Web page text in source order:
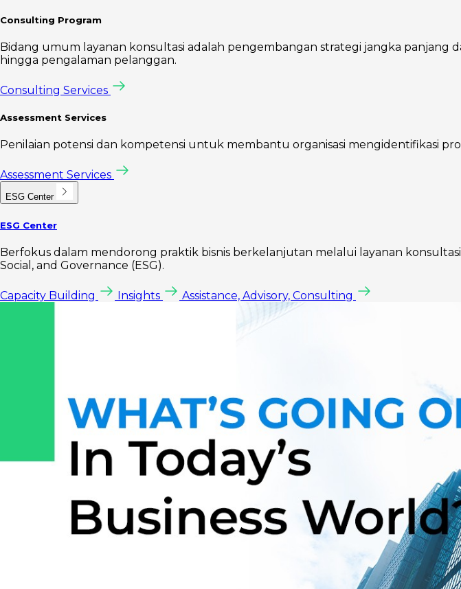
Consulting Program
Bidang umum layanan konsultasi adalah pengembangan strategi jangka panjang
hingga pengalaman pelanggan.
Consulting Services
Assessment Services
Penilaian potensi dan kompetensi untuk membantu organisasi mengidentifikasi
Assessment Services
ESG Center
ESG Center
Berfokus dalam mendorong praktik bisnis berkelanjutan melalui layanan
Social, and Governance (ESG).
Capacity Building Insights Assistance, Advisory, Consulting